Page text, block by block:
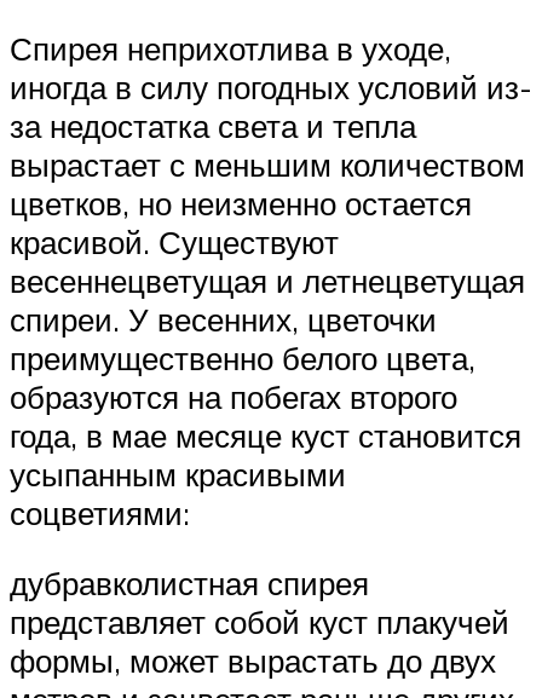
Спирея неприхотлива в уходе,
иногда в силу погодных условий из-
за недостатка света и тепла
вырастает с меньшим количеством
цветков, но неизменно остается
красивой. Существуют
весеннецветущая и летнецветущая
спиреи. У весенних, цветочки
преимущественно белого цвета,
образуются на побегах второго
года, в мае месяце куст становится
усыпанным красивыми
соцветиями:
дубравколистная спирея
представляет собой куст плакучей
формы, может вырастать до двух